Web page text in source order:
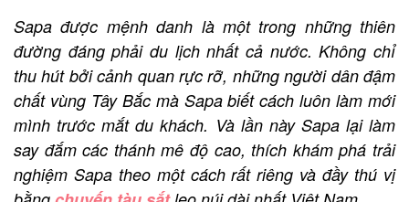
Sapa được mệnh danh là một trong những thiên
đường đáng phải du lịch nhất cả nước. Không chỉ
thu hút bởi cảnh quan rực rỡ, những người dân đậm
chất vùng Tây Bắc mà Sapa biết cách luôn làm mới
mình trước mắt du khách. Và lần này Sapa lại làm
say đắm các thánh mê độ cao, thích khám phá trải
nghiệm Sapa theo một cách rất riêng và đầy thú vị